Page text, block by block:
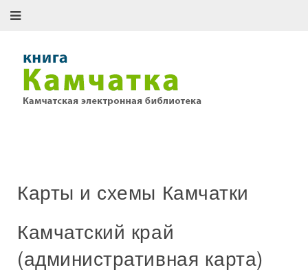
Карты и схемы Камчатки
Камчатский край
(административная карта)